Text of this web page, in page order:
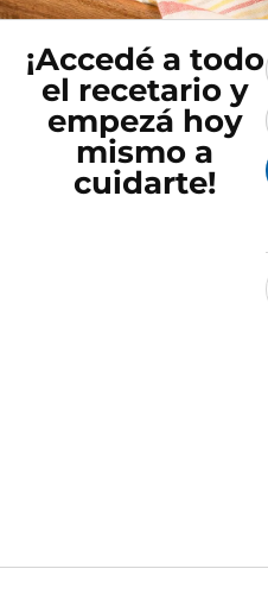
¡Accedé a todo
el recetario y
empezá hoy
mismo a
cuidarte!